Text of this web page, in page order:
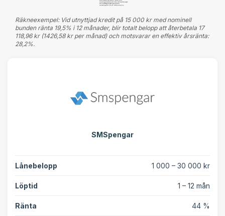
Räkneexempel: Vid utnyttjad kredit på 15 000 kr med nominell
bunden ränta 19,5% i 12 månader, blir totalt belopp att återbetala 17
118,96 kr (1426,58 kr per månad) och motsvarar en effektiv årsränta:
28,2%.
SMSpengar
Lånebelopp 1 000 – 30 000 kr
Löptid 1 – 12 mån
Ränta 44 %